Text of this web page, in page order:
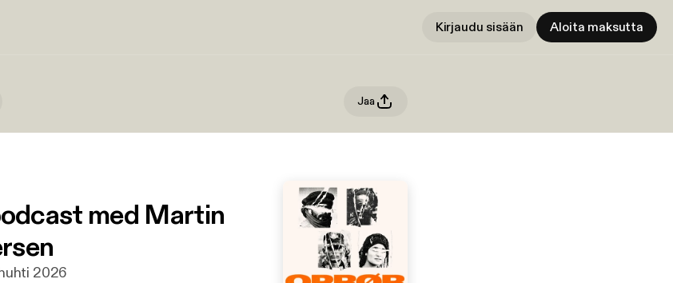
Kirjaudu sisään Aloita maksutta
Jaa
med Martin
2026